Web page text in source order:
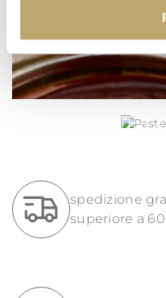
PASTE
spedizione
superiore a